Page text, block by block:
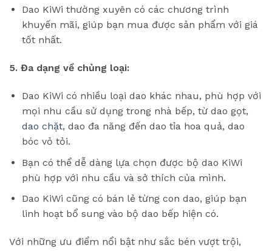
Dao KiWi thường xuyên có các chương trình
khuyến mãi, giúp bạn mua được sản phẩm với giá
tốt nhất.
5. Đa dạng về chủng loại:
Dao KiWi có nhiều loại dao khác nhau, phù hợp với
mọi nhu cầu sử dụng trong nhà bếp, từ dao gọt,
dao chặt, dao đa năng đến dao tỉa hoa quả, dao
bóc vỏ tỏi.
Bạn có thể dễ dàng lựa chọn được bộ dao KiWi
phù hợp với nhu cầu và sở thích của mình.
Dao KiWi cũng có bán lẻ từng con dao, giúp bạn
linh hoạt bổ sung vào bộ dao bếp hiện có.
Với những ưu điểm nổi bật như sắc bén vượt trội,